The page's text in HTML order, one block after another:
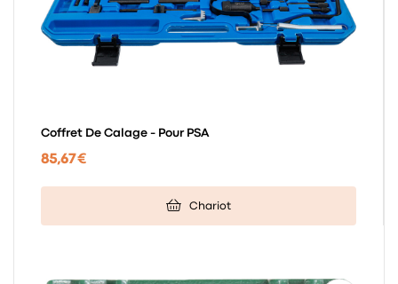
Coffret De Calage - Pour PSA
85,67 €
Chariot